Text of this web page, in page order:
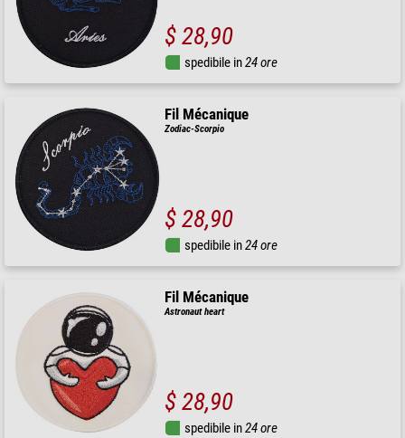
$ 28,90
spedibile in24 ore
Fil Mécanique
Zodiac-Scorpio
$ 28,90
spedibile in24 ore
Fil Mécanique
Astronaut heart
$ 28,90
spedibile in24 ore